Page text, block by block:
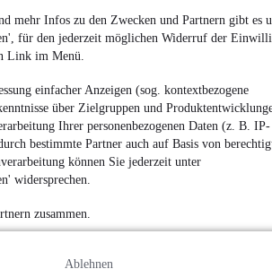
mehr Infos zu den Zwecken und Partnern gibt es
für den jederzeit möglichen Widerruf der
Link im Menü.
einfacher Anzeigen (sog. kontextbezogene
über Zielgruppen und
Ihrer personenbezogenen Daten (z. B. IP-
bestimmte Partner auch auf Basis von
können Sie jederzeit unter
widersprechen.
zusammen.
Ablehnen
(English)
Powered by
Autosunterschiedlicher Marken, auch als
Angebote, gibt es bei mobile.de